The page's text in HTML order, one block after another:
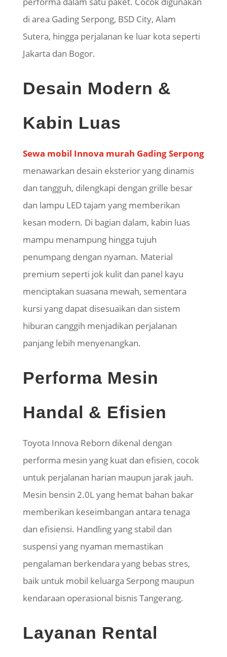
di area Gading Serpong, BSD City, Alam
Sutera, hingga perjalanan ke luar kota seperti
Jakarta dan Bogor.
Desain Modern &
Kabin Luas
Sewa mobil Innova murah Gading Serpong
menawarkan desain eksterior yang dinamis
dan tangguh, dilengkapi dengan grille besar
dan lampu LED tajam yang memberikan
kesan modern. Di bagian dalam, kabin luas
mampu menampung hingga tujuh
penumpang dengan nyaman. Material
premium seperti jok kulit dan panel kayu
menciptakan suasana mewah, sementara
kursi yang dapat disesuaikan dan sistem
hiburan canggih menjadikan perjalanan
panjang lebih menyenangkan.
Performa Mesin
Handal & Efisien
Toyota Innova Reborn dikenal dengan
performa mesin yang kuat dan efisien, cocok
untuk perjalanan harian maupun jarak jauh.
Mesin bensin 2.0L yang hemat bahan bakar
memberikan keseimbangan antara tenaga
dan efisiensi. Handling yang stabil dan
suspensi yang nyaman memastikan
pengalaman berkendara yang bebas stres,
baik untuk mobil keluarga Serpong maupun
kendaraan operasional bisnis Tangerang.
Layanan Rental